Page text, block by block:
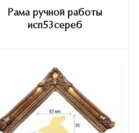
Рама ручной работы
исп53сереб